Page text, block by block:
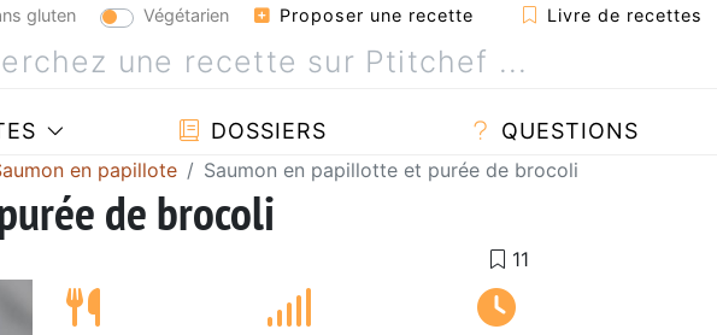
gluten Végétarien Proposer une recette Livre de recettes
DOSSIERS QUESTIONS
en papillote Saumon en papillotte et purée de brocoli
de brocoli